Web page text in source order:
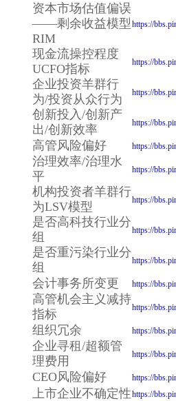
资本市场估值偏误
——剩余收益模型
RIM
https://
现金流操控程度
UCFO指标
https://
企业投资羊群行
为/投资从众行为
https://
创新投入/创新产
出/创新效率
https://
高管风险偏好 https://
治理效率/治理水
平
https://
机构投资者羊群行
为LSV模型
https://
是否高科技行业分
组
https://
是否重污染行业分
组
https://
会计事务所变更 https://
高管机会主义减持
指标
https://
组织冗余 https://
企业寻租/超额管
理费用
https://
CEO风险偏好 https://
上市企业不确定性https://